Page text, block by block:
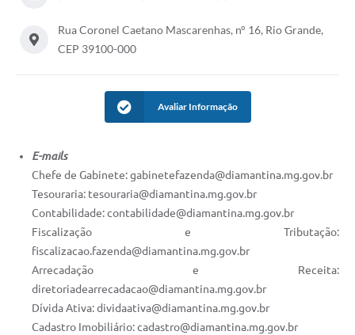
Rua Coronel Caetano Mascarenhas, n° 16, Rio Grande,
CEP 39100-000
Avaliar Informação
E-mails
Chefe de Gabinete: gabinetefazenda@diamantina.mg.gov.br
Tesouraria: tesouraria@diamantina.mg.gov.br
Contabilidade: contabilidade@diamantina.mg.gov.br
Fiscalização e Tributação:
fiscalizacao.fazenda@diamantina.mg.gov.br
Arrecadação e Receita:
diretoriadearrecadacao@diamantina.mg.gov.br
Dívida Ativa: dividaativa@diamantina.mg.gov.br
Cadastro Imobiliário: cadastro@diamantina.mg.gov.br